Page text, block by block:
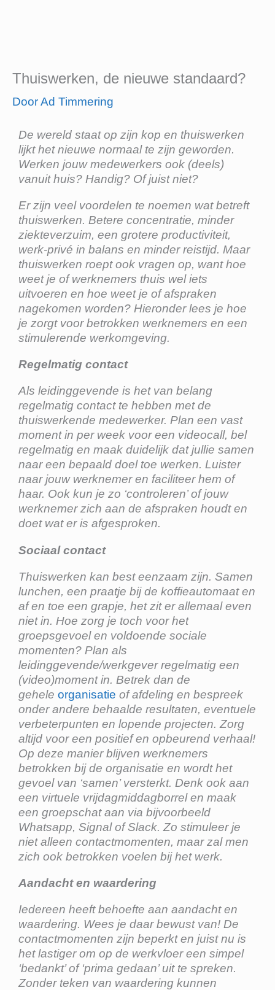
Thuiswerken, de nieuwe standaard?
DoorAd Timmering
De wereld staat op zijn kop en thuiswerken
lijkt het nieuwe normaal te zijn geworden.
Werken jouw medewerkers ook (deels)
vanuit huis? Handig? Of juist niet?
Er zijn veel voordelen te noemen wat betreft
thuiswerken. Betere concentratie, minder
ziekteverzuim, een grotere productiviteit,
werk-privé in balans en minder reistijd. Maar
thuiswerken roept ook vragen op, want hoe
weet je of werknemers thuis wel iets
uitvoeren en hoe weet je of afspraken
nagekomen worden? Hieronder lees je hoe
je zorgt voor betrokken werknemers en een
stimulerende werkomgeving.
Regelmatig contact
Als leidinggevende is het van belang
regelmatig contact te hebben met de
thuiswerkende medewerker. Plan een vast
moment in per week voor een videocall, bel
regelmatig en maak duidelijk dat jullie samen
naar een bepaald doel toe werken. Luister
naar jouw werknemer en faciliteer hem of
haar. Ook kun je zo ‘controleren’ of jouw
werknemer zich aan de afspraken houdt en
doet wat er is afgesproken.
Sociaal contact
Thuiswerken kan best eenzaam zijn. Samen
lunchen, een praatje bij de koffieautomaat en
af en toe een grapje, het zit er allemaal even
niet in. Hoe zorg je toch voor het
groepsgevoel en voldoende sociale
momenten? Plan als
leidinggevende/werkgever regelmatig een
(video)moment in. Betrek dan de
gehele organisatie of afdeling en bespreek
onder andere behaalde resultaten, eventuele
verbeterpunten en lopende projecten. Zorg
altijd voor een positief en opbeurend verhaal!
Op deze manier blijven werknemers
betrokken bij de organisatie en wordt het
gevoel van ‘samen’ versterkt. Denk ook aan
een virtuele vrijdagmiddagborrel en maak
een groepschat aan via bijvoorbeeld
Whatsapp, Signal of Slack. Zo stimuleer je
niet alleen contactmomenten, maar zal men
zich ook betrokken voelen bij het werk.
Aandacht en waardering
Iedereen heeft behoefte aan aandacht en
waardering. Wees je daar bewust van! De
contactmomenten zijn beperkt en juist nu is
het lastiger om op de werkvloer een simpel
‘bedankt’ of ‘prima gedaan’ uit te spreken.
Zonder teken van waardering kunnen